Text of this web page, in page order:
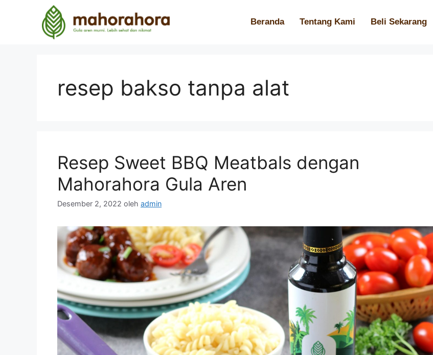
Beranda Tentang Kami Beli Sekarang
resep bakso tanpa alat
Resep Sweet BBQ Meatbals dengan
Mahorahora Gula Aren
Desember 2, 2022 oleh admin